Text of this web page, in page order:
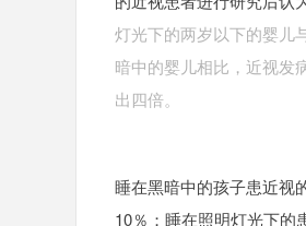
灯光下的两岁以下的婴儿
暗中的婴儿相比，近视发
出四倍。
睡在黑暗中的孩子患近视
10％；睡在照明灯光下的